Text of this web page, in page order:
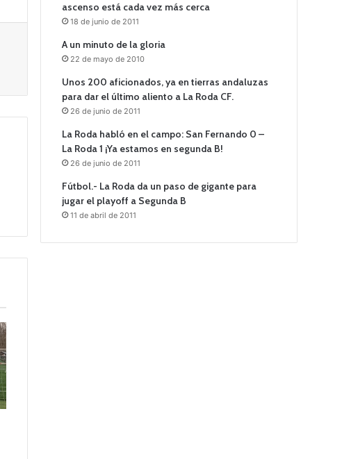
ascenso está cada vez más cerca
18 de junio de 2011
A un minuto de la gloria
22 de mayo de 2010
Unos 200 aficionados, ya en tierras andaluzas
para dar el último aliento a La Roda CF.
26 de junio de 2011
La Roda habló en el campo: San Fernando 0 –
La Roda 1 ¡Ya estamos en segunda B!
26 de junio de 2011
Fútbol.- La Roda da un paso de gigante para
jugar el playoff a Segunda B
11 de abril de 2011